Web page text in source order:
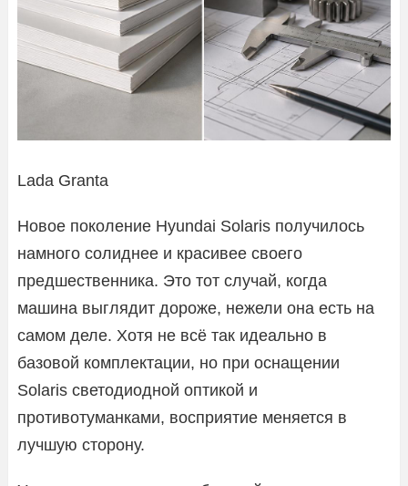
Lada Granta
Новое поколение Hyundai Solaris получилось
намного солиднее и красивее своего
предшественника. Это тот случай, когда
машина выглядит дороже, нежели она есть на
самом деле. Хотя не всё так идеально в
базовой комплектации, но при оснащении
Solaris светодиодной оптикой и
противотуманками, восприятие меняется в
лучшую сторону.